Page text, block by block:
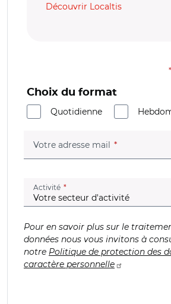
Découvrir Localtis
*
Choix du format
Quotidienne
Votre adresse mail (champ
Activité (champ obligatoire)
Pour en savoir plus sur le
données nous vous invitons à
notre Politique de protection des
caractère personnelle